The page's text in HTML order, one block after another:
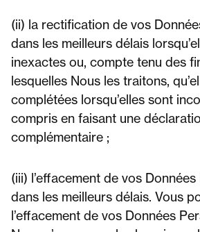
(ii) la rectification de vos
dans les meilleurs délais
inexactes ou, compte tenu des
lesquelles Nous les traitons,
complétées lorsqu’elles sont
compris en faisant une
complémentaire ;
(iii) l’effacement de vos
dans les meilleurs délais. Vous
l’effacement de vos Données